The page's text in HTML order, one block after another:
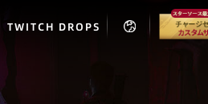
TWITCH DROPS